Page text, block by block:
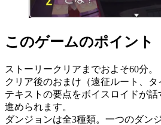
このゲームのポイント
ストーリークリアまでおよそ60分。
クリア後のおまけ（遠征ルート、タ
テキストの要点をボイスロイドが
進められます。
ダンジョンは全3種類。一つのダン